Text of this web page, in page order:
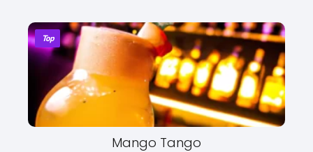
Top
Mango Tango